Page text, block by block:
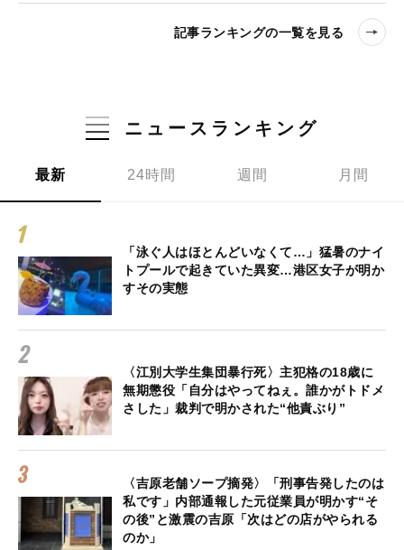
記事ランキングの一覧を見る
ニュースランキング
最新 24時間 週間 月間
「泳ぐ人はほとんどいなくて…」猛暑のナイ
トプールで起きていた異変…港区女子が明か
すその実態
〈江別大学生集団暴行死〉主犯格の18歳に
無期懲役「自分はやってねぇ。誰かがトドメ
さした」裁判で明かされた“他責ぶり”
〈吉原老舗ソープ摘発〉「刑事告発したのは
私です」内部通報した元従業員が明かす“そ
の後”と激震の吉原「次はどの店がやられる
のか」